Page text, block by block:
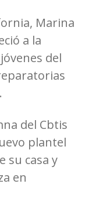
Marina
a la
del
del Cbtis
plantel
su casa y
en